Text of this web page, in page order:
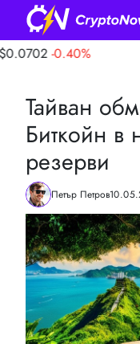
Toncoin
Тайван
Биткойн в
резерви
Петър Петров